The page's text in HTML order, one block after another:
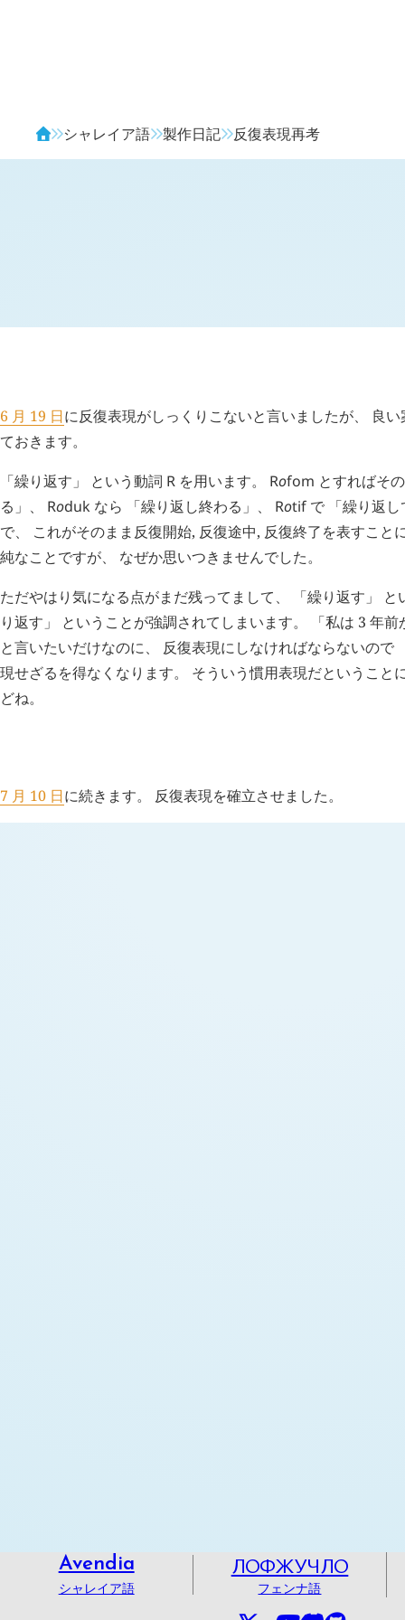
シャレイア語 製作日記 反復表現再考
6 月 19 日に反復表現がしっくりこないと言いましたが、 良
ておきます。
「繰り返す」 という動詞 R を用います。 Rofom とすればそ
る」、 Roduk なら 「繰り返し終わる」、 Rotif で 「繰り返
で、 これがそのまま反復開始, 反復途中, 反復終了を表すこと
純なことですが、 なぜか思いつきませんでした。
ただやはり気になる点がまだ残ってまして、 「繰り返す」
り返す」 ということが強調されてしまいます。 「私は 3 年
と言いたいだけなのに、 反復表現にしなければならないので
現せざるを得なくなります。 そういう慣用表現だということ
どね。
7 月 10 日に続きます。 反復表現を確立させました。
Avendia
シャレイア語
ЛОФЖУЧЛО
フェンナ語